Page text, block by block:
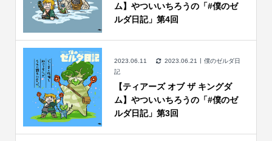
ム】やついいちろうの「#僕のゼ
ルダ日記」第4回
2023.06.11 2023.06.21
僕のゼルダ日
記
【ティアーズ オブ ザ キングダ
ム】やついいちろうの「#僕のゼ
ルダ日記」第3回